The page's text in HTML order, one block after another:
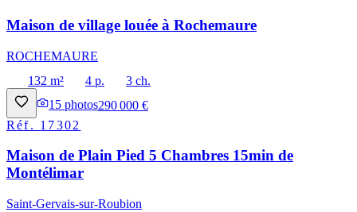
Maison de village louée à Rochemaure
ROCHEMAURE
132 m²
4 p.
3 ch.
15 photos290 000 €
Réf. 17302
Maison de Plain Pied 5 Chambres 15min de
Montélimar
Saint-Gervais-sur-Roubion